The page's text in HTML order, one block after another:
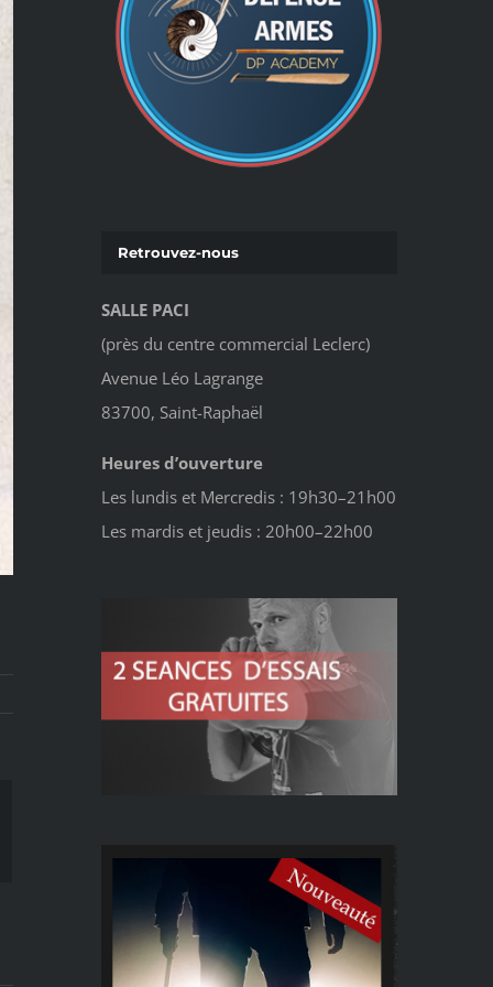
Retrouvez-nous
SALLE PACI
(près du centre commercial Leclerc)
Avenue Léo Lagrange
83700, Saint-Raphaël
Heures d’ouverture
Les lundis et Mercredis : 19h30–21h00
Les mardis et jeudis : 20h00–22h00